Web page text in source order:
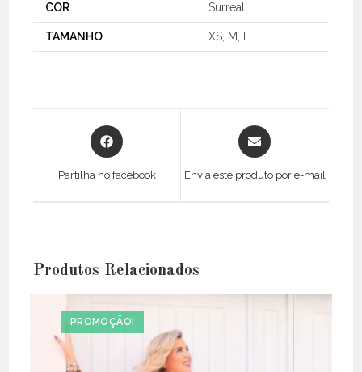
COR Surreal
TAMANHO XS, M, L
Opens
in
Partilha no facebook
Opens
in
Envia este produto por e-mail
Produtos Relacionados
PROMOÇÃO!